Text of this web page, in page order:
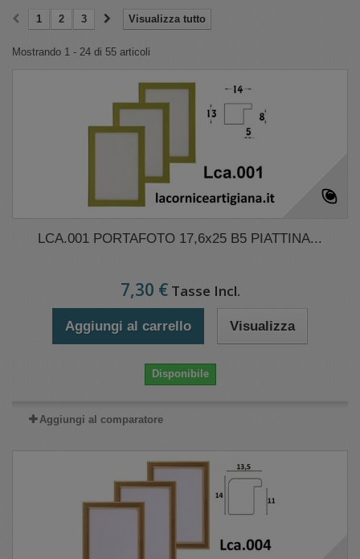
Visualizza tutto
1 2 3
Mostrando 1 - 24 di 55 articoli
LCA.001 PORTAFOTO 17,6x25 B5 PIATTINA...
7,30 € Tasse Incl.
Aggiungi al carrello Visualizza
Disponibile
Aggiungi al comparatore